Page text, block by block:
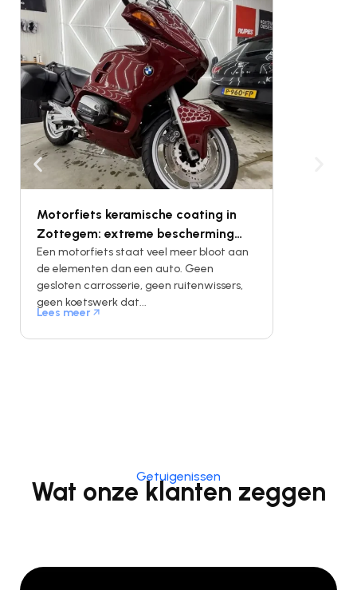
Motorfiets keramische coating in
Zottegem: extreme bescherming
voor uw moto
Een motorfiets staat veel meer bloot aan
de elementen dan een auto. Geen
gesloten carrosserie, geen ruitenwissers,
geen koetswerk dat...
Lees meer
Getuigenissen
Wat onze klanten zeggen